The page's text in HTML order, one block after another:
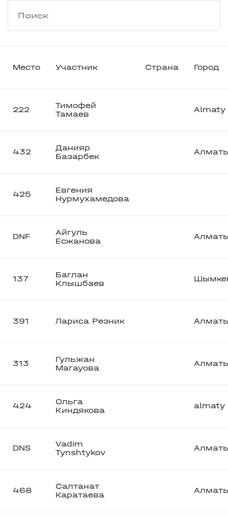
Место Участник Страна Город
222
Тимофей
Тамаев
Almaty
432
Данияр
Базарбек
425
Евгения
Нурмухамедова
DNF
Айгуль
Есжанова
137
Баглан
Клышбаев
391 Лариса Резник
313
Гульжан
Магауова
424
Ольга
Киндякова
almaty
DNS
Vadim
Tynshtykov
468
Салтанат
Каратаева